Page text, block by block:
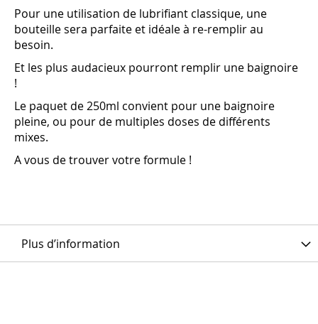
Pour une utilisation de lubrifiant classique, une
bouteille sera parfaite et idéale à re-remplir au
besoin.
Et les plus audacieux pourront remplir une baignoire
!
Le paquet de 250ml convient pour une baignoire
pleine, ou pour de multiples doses de différents
mixes.
A vous de trouver votre formule !
Plus d’information